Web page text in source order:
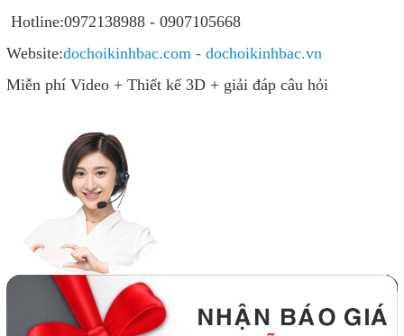
Hotline:0972138988 - 0907105668
Website:dochoikinhbac.com - dochoikinhbac.vn
Miễn phí Video + Thiết kế 3D + giải đáp câu hỏi